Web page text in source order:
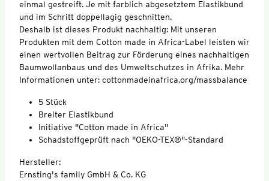
einmal gestreift. Je mit farblich abgesetztem Elastikbund
und im Schritt doppellagig geschnitten.
Deshalb ist dieses Produkt nachhaltig: Mit unseren
Produkten mit dem Cotton made in Africa-Label leisten wir
einen wertvollen Beitrag zur Förderung eines nachhaltigen
Baumwollanbaus und des Umweltschutzes in Afrika. Mehr
Informationen unter: cottonmadeinafrica.org/massbalance
5 Stück
Breiter Elastikbund
Initiative "Cotton made in Africa"
Schadstoffgeprüft nach "OEKO-TEX®"-Standard
Hersteller:
Ernsting's family GmbH & Co. KG